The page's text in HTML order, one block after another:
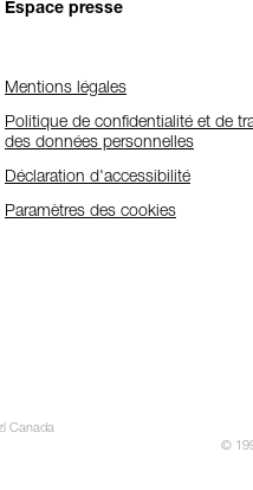
Espace presse
Mentions légales
Politique de confidentialité et de
des données personnelles
Déclaration d'accessibilité
Paramètres des cookies
Canada
©